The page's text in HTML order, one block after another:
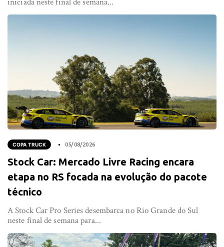
COPA TRUCK 05/08/2026
Stock Car: Mercado Livre Racing encara
etapa no RS focada na evolução do pacote
técnico
A Stock Car Pro Series desembarca no Rio Grande do Sul
neste final de semana para...